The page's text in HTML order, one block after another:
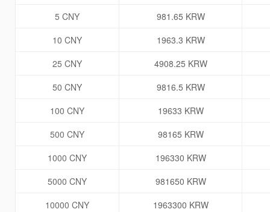
5 CNY
981.65 KRW
10 CNY
1963.3 KRW
25 CNY
4908.25 KRW
50 CNY
9816.5 KRW
100 CNY
19633 KRW
500 CNY
98165 KRW
1000 CNY
196330 KRW
5000 CNY
981650 KRW
10000 CNY
1963300 KRW